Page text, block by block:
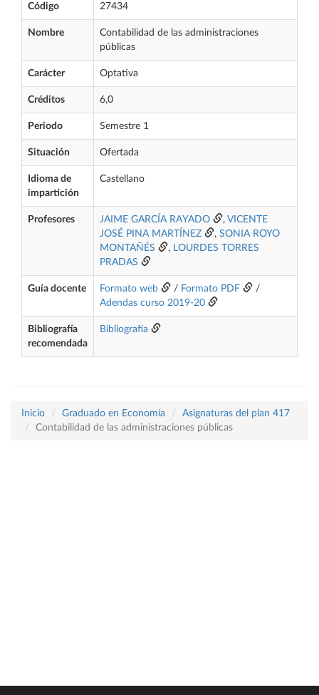
Código 27434
Nombre
Contabilidad de las administraciones
públicas
Carácter Optativa
Créditos 6,0
Periodo Semestre 1
Situación Ofertada
Idioma de
impartición
Castellano
Profesores JAIME GARCÍA RAYADO , VICENTE
JOSÉ PINA MARTÍNEZ
, SONIA ROYO
MONTAÑÉS
, LOURDES TORRES
PRADAS
Guía docente Formato web / Formato PDF
/
Adendas curso 2019-20
Bibliografía
recomendada
Bibliografía
Inicio Graduado en Economía
Asignaturas del plan 417
Contabilidad de las administraciones públicas